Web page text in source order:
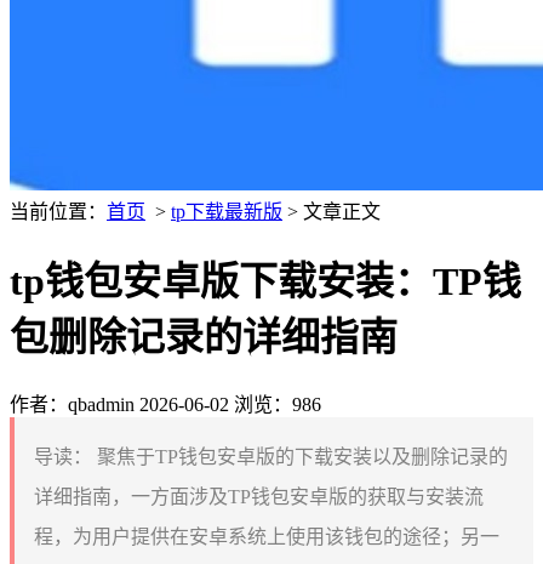
当前位置： 首页 > tp下载最新版 > 文章正文
tp钱包安卓版下载安装：TP钱
包删除记录的详细指南
作者：qbadmin 2026-06-02 浏览：986
导读：
聚焦于TP钱包安卓版的下载安装以及删除记录的
详细指南，一方面涉及TP钱包安卓版的获取与安装流
程，为用户提供在安卓系统上使用该钱包的途径；另一